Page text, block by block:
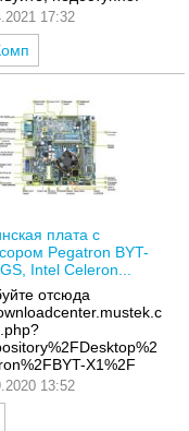
17:32
плата с
Pegatron BYT-
Intel Celeron...
отсюда
X1%2F
13:52